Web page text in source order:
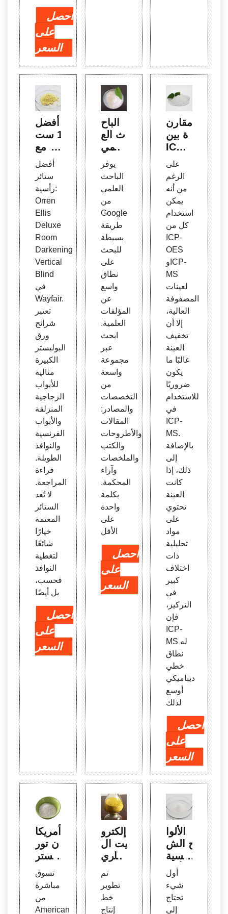
احصل
على
السعر
أفضل
10 ست
ائر مع
تمة لع
ام 20
21
أفضل
ستائر
رأسية:
Orren
Ellis
Deluxe
Room
Darkening
Vertical
Blind
في
Wayfair.
تعتبر
شرائح
ورق
البوليستر
الكبيرة
مثالية
للأبواب
الزجاجية
المنزلقة
والأبواب
الفرنسية
والنوافذ
الطويلة.
قراءة
المراجعة.
لا تُعد
الستائر
المعتمة
خيارًا
شائعًا
لتغطية
النوافذ
فحسب،
بل أيضًا
احصل
على
السعر
الباح
ث الع
لمي
من G
oogl
يوفر
الباحث
العلمي
من
Google
طريقة
بسيطة
للبحث
على
نطاق
واسع
عن
المؤلفات
العلمية.
ابحث
عبر
مجموعة
واسعة
من
التخصصات
والمصادر:
المقالات
والأطروحات
والكتب
والملخصات
وآراء
المحكمة.
بكلمة
واحدة
على
الأقل
احصل
على
السعر
مقارن
ة بين
ICP-
OES
وICP-
MS لت
حليل
العناص
ر النز
رة | T
herm
o Fis
her S
cient
ific -
الولايا
ت الم
تحدة
على
الرغم
من أنه
يمكن
استخدام
كل من
ICP-
OES
وICP-
MS
لعينات
المصفوفة
العالية،
إلا أن
تخفيف
العينة
غالبًا ما
يكون
ضروريًا
للاستخدام
في
ICP-
MS.
بالإضافة
إلى
ذلك، إذا
كانت
العينة
تحتوي
على
مواد
تحليلية
ذات
اختلاف
كبير
في
التركيز،
فإن
ICP-
MS له
نطاق
خطي
ديناميكي
أوسع
لذلك
احصل
على
السعر
أمريكا
ن تور
يستر
- احص
ل عل
ى الم
زيد م
تسوق
مباشرة
من
American
إلكترو
ليت ال
بطاري
PF6)
لمصن
عي لي
تم
تطوير
خط
إنتاج
الألوا
ح الش
مسية
الأكثر
كفاءة
في ال
سوق
أول
شيء
تحتاج
إلى